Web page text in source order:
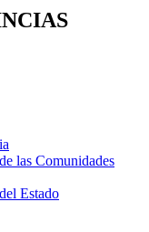
las Comunidades
Estado